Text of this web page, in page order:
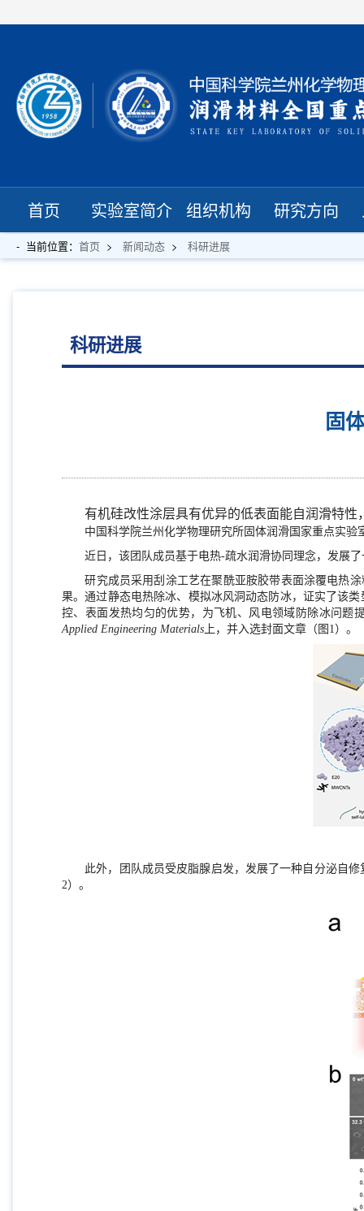
首页 实验室简介 组织机构 研究方向
当前位置： 首页 新闻动态 科研进展
科研进展
固
有机硅改性涂层具有优异的低表面能自润滑特
中国科学院兰州化学物理研究所固体润滑国家重点实
近日，该团队成员基于电热-疏水润滑协同理念，发展
研究成员采用刮涂工艺在聚酰亚胺胶带表面涂覆电热
果。通过静态电热除冰、模拟冰风洞动态防冰，证实了该
控、表面发热均匀的优势，为飞机、风电领域防除冰问题
Applied Engineering Materials 上，并入选封面文章（图 1）。
此外，团队成员受皮脂腺启发，发展了一种自分泌自
2）。